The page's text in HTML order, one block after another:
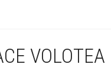
VOLOTEA